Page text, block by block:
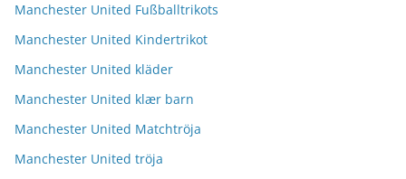
Manchester United Fußballtrikots
Manchester United Kindertrikot
Manchester United kläder
Manchester United klær barn
Manchester United Matchtröja
Manchester United tröja